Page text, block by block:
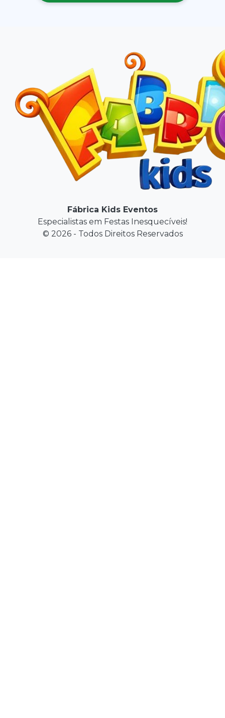
Fábrica Kids Eventos
Especialistas em Festas Inesquecíveis!
© 2026 - Todos Direitos Reservados